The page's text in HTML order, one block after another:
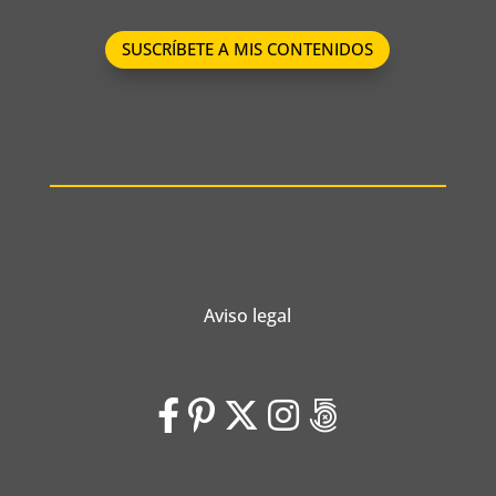
SUSCRÍBETE A MIS CONTENIDOS
Aviso legal